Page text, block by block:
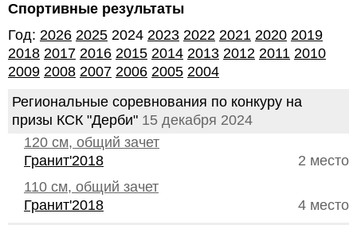
Спортивные результаты
Год: 2026 2025 2024 2023 2022 2021 2020 2019
2018 2017 2016 2015 2014 2013 2012 2011 2010
2009 2008 2007 2006 2005 2004
Региональные соревнования по конкуру на
призы КСК "Дерби" 15 декабря 2024
120 см, общий зачет
2 место
Гранит'2018
110 см, общий зачет
4 место
Гранит'2018